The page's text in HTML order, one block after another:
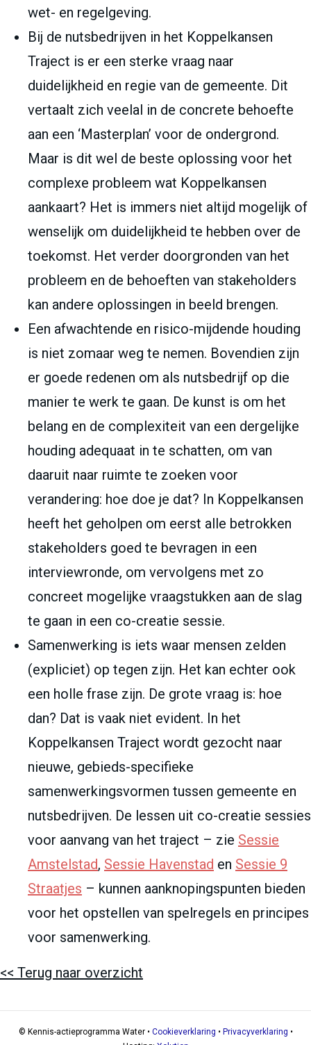
wet- en regelgeving.
Bij de nutsbedrijven in het Koppelkansen
Traject is er een sterke vraag naar
duidelijkheid en regie van de gemeente. Dit
vertaalt zich veelal in de concrete behoefte
aan een ‘Masterplan’ voor de ondergrond.
Maar is dit wel de beste oplossing voor het
complexe probleem wat Koppelkansen
aankaart? Het is immers niet altijd mogelijk of
wenselijk om duidelijkheid te hebben over de
toekomst. Het verder doorgronden van het
probleem en de behoeften van stakeholders
kan andere oplossingen in beeld brengen.
Een afwachtende en risico-mijdende houding
is niet zomaar weg te nemen. Bovendien zijn
er goede redenen om als nutsbedrijf op die
manier te werk te gaan. De kunst is om het
belang en de complexiteit van een dergelijke
houding adequaat in te schatten, om van
daaruit naar ruimte te zoeken voor
verandering: hoe doe je dat? In Koppelkansen
heeft het geholpen om eerst alle betrokken
stakeholders goed te bevragen in een
interviewronde, om vervolgens met zo
concreet mogelijke vraagstukken aan de slag
te gaan in een co-creatie sessie.
Samenwerking is iets waar mensen zelden
(expliciet) op tegen zijn. Het kan echter ook
een holle frase zijn. De grote vraag is: hoe
dan? Dat is vaak niet evident. In het
Koppelkansen Traject wordt gezocht naar
nieuwe, gebieds-specifieke
samenwerkingsvormen tussen gemeente en
nutsbedrijven. De lessen uit co-creatie sessies
voor aanvang van het traject – zie Sessie
Amstelstad, Sessie Havenstad en Sessie 9
Straatjes – kunnen aanknopingspunten bieden
voor het opstellen van spelregels en principes
voor samenwerking.
<< Terug naar overzicht
© Kennis-actieprogramma Water • Cookieverklaring • Privacyverklaring •